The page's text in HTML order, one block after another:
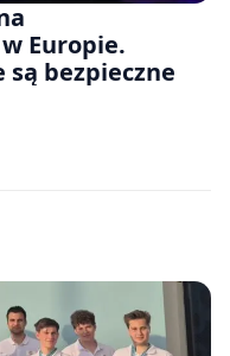
Europie.
są bezpieczne